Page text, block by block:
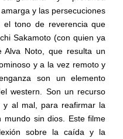
y las persecuciones
el tono de reverencia que
Sakamoto (con quien ya
Alva Noto, que resulta un
y a la vez remoto y
son un elemento
western. Son un recurso
y al mal, para reafirmar la
mundo sin dios. Este filme
sobre la caída y la